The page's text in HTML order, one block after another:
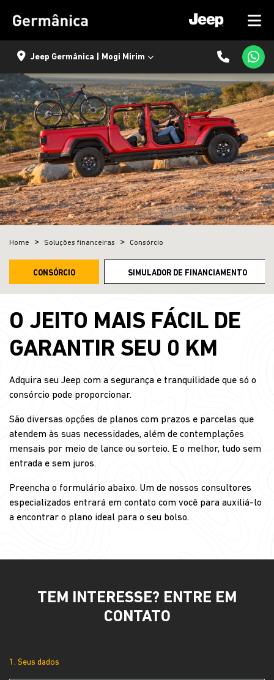
Jeep Germânica | Mogi Mirim
Home Soluções financeiras Consórcio
SIMULADOR DE FINANCIAMENTO
CONSÓRCIO
O JEITO MAIS FÁCIL DE
GARANTIR SEU 0 KM
Adquira seu Jeep com a segurança e tranquilidade que só o
consórcio pode proporcionar.
São diversas opções de planos com prazos e parcelas que
atendem às suas necessidades, além de contemplações
mensais por meio de lance ou sorteio. E o melhor, tudo sem
entrada e sem juros.
Preencha o formulário abaixo. Um de nossos consultores
especializados entrará em contato com você para auxiliá-lo
a encontrar o plano ideal para o seu bolso.
TEM INTERESSE? ENTRE EM
CONTATO
1. Seus dados